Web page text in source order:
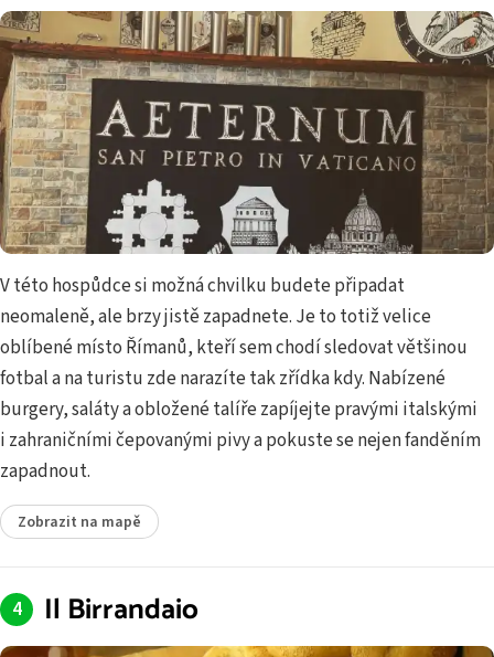
V této hospůdce si možná chvilku budete připadat
neomaleně, ale brzy jistě zapadnete. Je to totiž velice
oblíbené místo Římanů, kteří sem chodí sledovat většinou
fotbal a na turistu zde narazíte tak zřídka kdy. Nabízené
burgery, saláty a obložené talíře zapíjejte pravými italskými
i zahraničními čepovanými pivy a pokuste se nejen fanděním
zapadnout.
Zobrazit na mapě
Il Birrandaio